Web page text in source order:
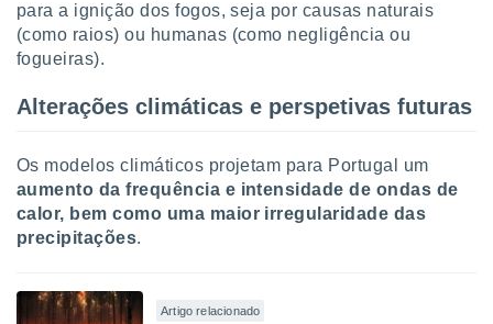
para a ignição dos fogos, seja por causas naturais
(como raios) ou humanas (como negligência ou
fogueiras).
Alterações climáticas e perspetivas futuras
Os modelos climáticos projetam para Portugal um
aumento da frequência e intensidade de ondas de
calor, bem como uma maior irregularidade das
precipitações.
Artigo relacionado